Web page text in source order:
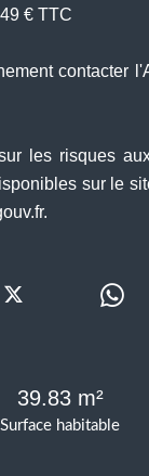
Surface habitable
39.83 m²
€ TTC
contacter
les risques
sur le